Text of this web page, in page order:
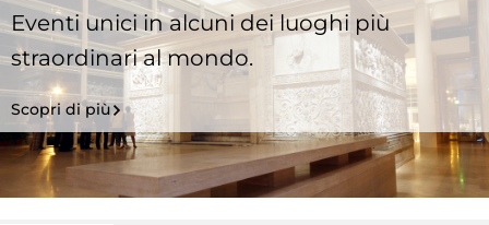
Eventi unici in alcuni dei luoghi più
straordinari al mondo.
Scopri di più